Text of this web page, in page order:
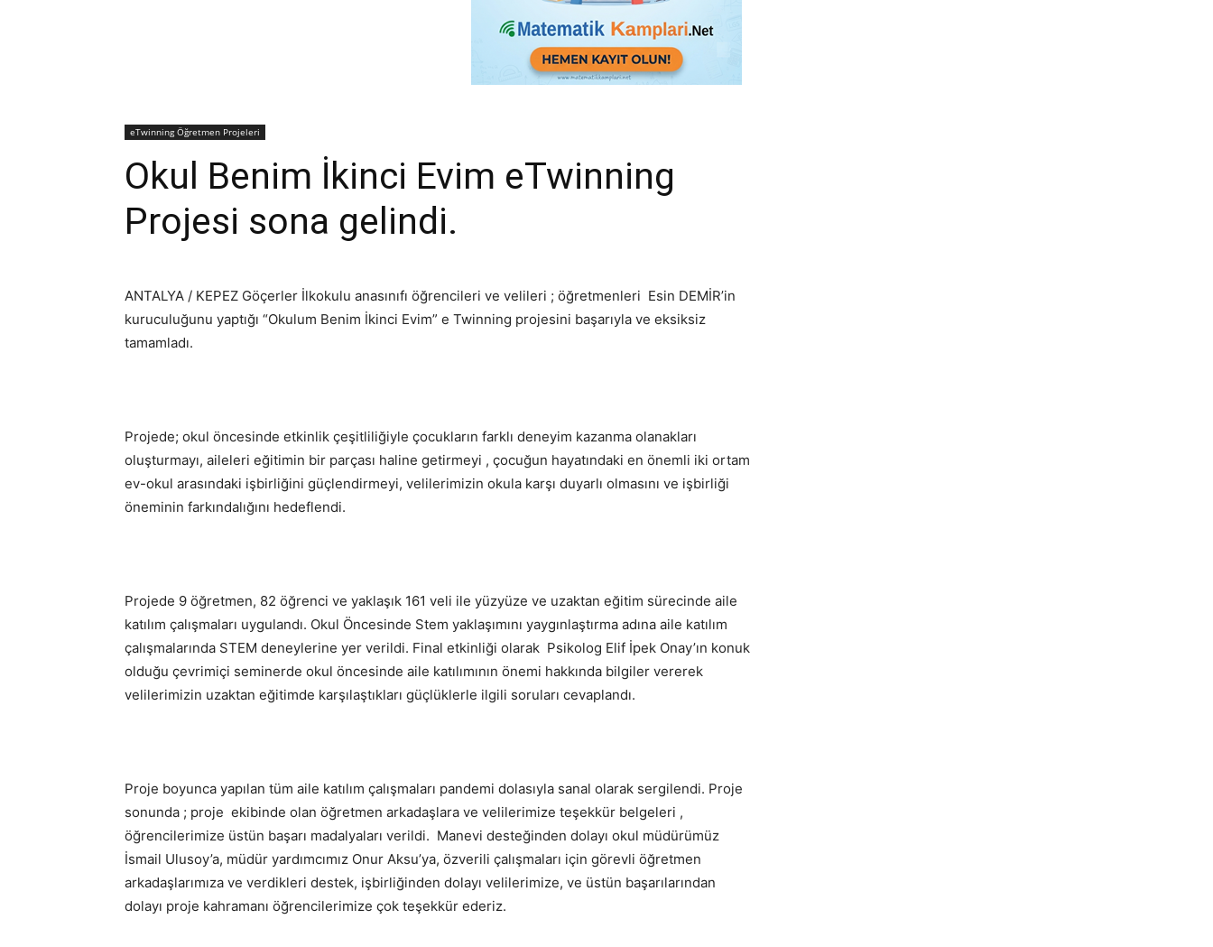
eTwinning Öğretmen Projeleri
Okul Benim İkinci Evim eTwinning
Projesi sona gelindi.
ANTALYA / KEPEZ Göçerler İlkokulu anasınıfı öğrencileri ve velileri ; öğretmenleri Esin DEMİR’in
kuruculuğunu yaptığı “Okulum Benim İkinci Evim” e Twinning projesini başarıyla ve eksiksiz
tamamladı.
Projede; okul öncesinde etkinlik çeşitliliğiyle çocukların farklı deneyim kazanma olanakları
oluşturmayı, aileleri eğitimin bir parçası haline getirmeyi , çocuğun hayatındaki en önemli iki ortam
ev-okul arasındaki işbirliğini güçlendirmeyi, velilerimizin okula karşı duyarlı olmasını ve işbirliği
öneminin farkındalığını hedeflendi.
Projede 9 öğretmen, 82 öğrenci ve yaklaşık 161 veli ile yüzyüze ve uzaktan eğitim sürecinde aile
katılım çalışmaları uygulandı. Okul Öncesinde Stem yaklaşımını yaygınlaştırma adına aile katılım
çalışmalarında STEM deneylerine yer verildi. Final etkinliği olarak Psikolog Elif İpek Onay’ın konuk
olduğu çevrimiçi seminerde okul öncesinde aile katılımının önemi hakkında bilgiler vererek
velilerimizin uzaktan eğitimde karşılaştıkları güçlüklerle ilgili soruları cevaplandı.
Proje boyunca yapılan tüm aile katılım çalışmaları pandemi dolasıyla sanal olarak sergilendi. Proje
sonunda ; proje ekibinde olan öğretmen arkadaşlara ve velilerimize teşekkür belgeleri ,
öğrencilerimize üstün başarı madalyaları verildi. Manevi desteğinden dolayı okul müdürümüz
İsmail Ulusoy’a, müdür yardımcımız Onur Aksu’ya, özverili çalışmaları için görevli öğretmen
arkadaşlarımıza ve verdikleri destek, işbirliğinden dolayı velilerimize, ve üstün başarılarından
dolayı proje kahramanı öğrencilerimize çok teşekkür ederiz.